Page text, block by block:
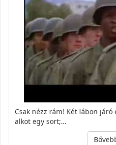
Csak nézz rám! Két lábon járó
alkot egy sort;…